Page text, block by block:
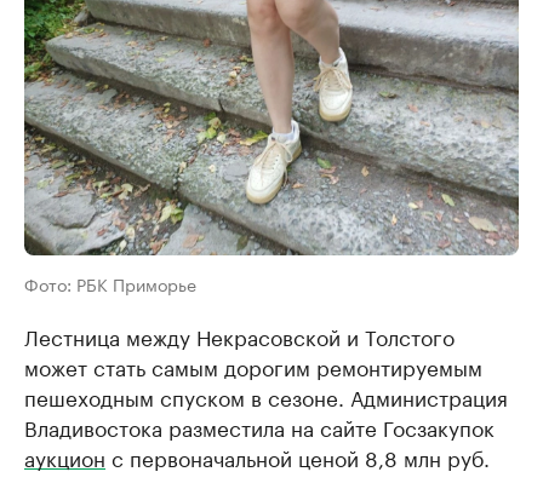
Фото: РБК Приморье
Лестница между Некрасовской и Толстого
может стать самым дорогим ремонтируемым
пешеходным спуском в сезоне. Администрация
Владивостока разместила на сайте Госзакупок
аукцион с первоначальной ценой 8,8 млн руб.